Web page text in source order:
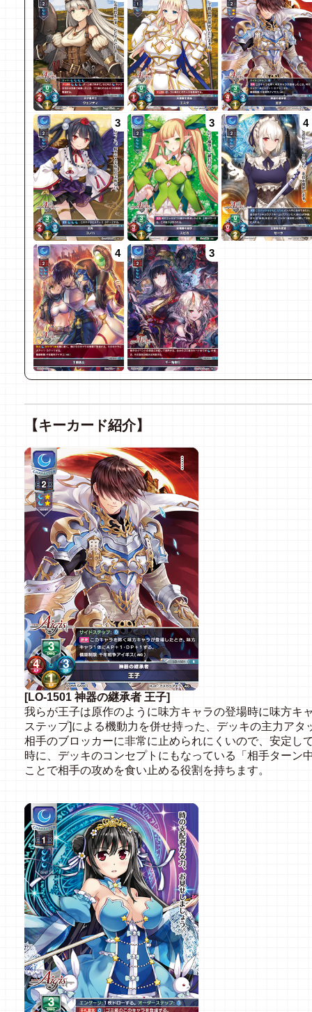
3 3 4
4 3
【キーカード紹介】
[LO-1501 神器の継承者 王子]
我らが王子は原作のように味方キャラの登場時に味方キ
ステップ]による機動力を併せ持った、デッキの主力アタ
相手のブロッカーに非常に止められにくいので、安定し
時に、デッキのコンセプトにもなっている「相手ターン
ことで相手の攻めを食い止める役割を持ちます。